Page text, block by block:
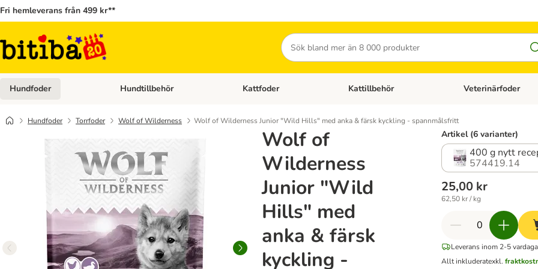
Fri hemleverans från 499 kr**
Sök
Hundfoder Open category menu: Hundfoder
Hundtillbehör Open category menu: Hundtillbehör
Kattfoder Open category menu: Kattfoder
Kattillbehör Open category menu:
Veterinärfoder
Hundfoder Torrfoder Wolf of Wilderness Wolf of Wilderness Junior "Wild Hills" med anka & färsk kyckling - spannmålsfritt
Wolf of
Wilderness
Junior "Wild
Hills" med
anka & färsk
kyckling -
Artikel (6 varianter)
400 g nytt
574419.14
25,00 kr
62,50 kr / kg
Leverans inom 2-5
Allt inkluderatexkl.